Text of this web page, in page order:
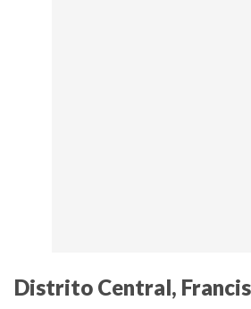
Distrito Central,